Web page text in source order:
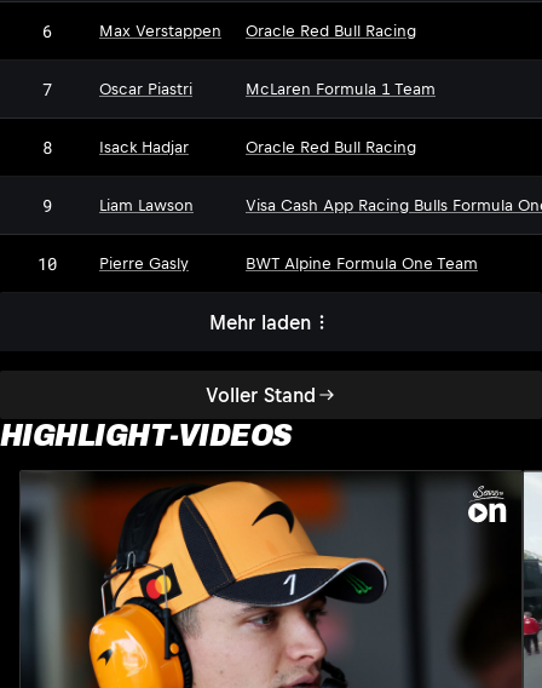
Voller Stand
6 Max Verstappen Oracle Red Bull Racing
7 Oscar Piastri McLaren Formula 1 Team
8 Isack Hadjar Oracle Red Bull Racing
9 Liam Lawson Visa Cash App Racing Bulls Formula
10 Pierre Gasly BWT Alpine Formula One Team
Mehr laden
HIGHLIGHT-VIDEOS